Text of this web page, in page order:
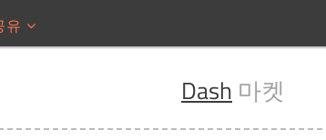
유
Dash 마켓